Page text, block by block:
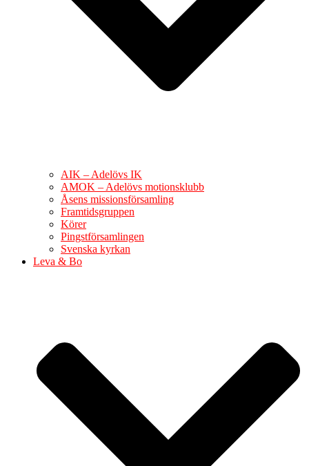
AIK – Adelövs IK
AMOK – Adelövs motionsklubb
Åsens missionsförsamling
Framtidsgruppen
Körer
Pingstförsamlingen
Svenska kyrkan
Leva & Bo